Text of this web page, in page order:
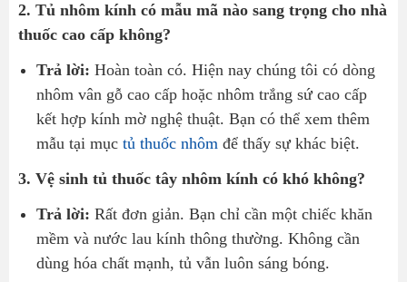
2. Tủ nhôm kính có mẫu mã nào sang trọng cho nhà
thuốc cao cấp không?
Trả lời: Hoàn toàn có. Hiện nay chúng tôi có dòng
nhôm vân gỗ cao cấp hoặc nhôm trắng sứ cao cấp
kết hợp kính mờ nghệ thuật. Bạn có thể xem thêm
mẫu tại mục tủ thuốc nhôm để thấy sự khác biệt.
3. Vệ sinh tủ thuốc tây nhôm kính có khó không?
Trả lời: Rất đơn giản. Bạn chỉ cần một chiếc khăn
mềm và nước lau kính thông thường. Không cần
dùng hóa chất mạnh, tủ vẫn luôn sáng bóng.